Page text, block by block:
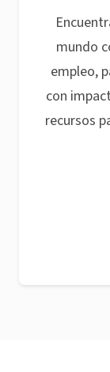
mundo
empleo,
con
recursos